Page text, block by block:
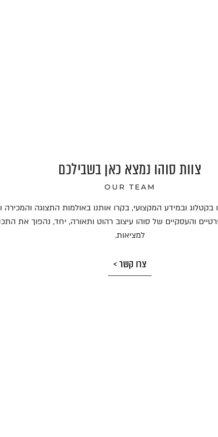
צוות סוהו נמצא כאן בשבילכם
OUR TEAM
בקטלוג ובמידע המקצועי, בקרו אותנו באולמות התצוגה והמכירה
והעסקיים של סוהו עיצוב רהוט ותאורה, יחד, נהפוך את
למציאות.
צרו קשר >